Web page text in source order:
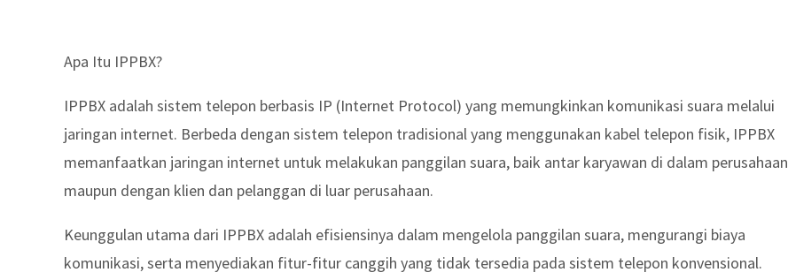
Apa Itu IPPBX?
IPPBX adalah sistem telepon berbasis IP (Internet Protocol) yang memungkinkan komunikasi suara melalui
jaringan internet. Berbeda dengan sistem telepon tradisional yang menggunakan kabel telepon fisik, IPPBX
memanfaatkan jaringan internet untuk melakukan panggilan suara, baik antar karyawan di dalam perusahaan
maupun dengan klien dan pelanggan di luar perusahaan.
Keunggulan utama dari IPPBX adalah efisiensinya dalam mengelola panggilan suara, mengurangi biaya
komunikasi, serta menyediakan fitur-fitur canggih yang tidak tersedia pada sistem telepon konvensional.